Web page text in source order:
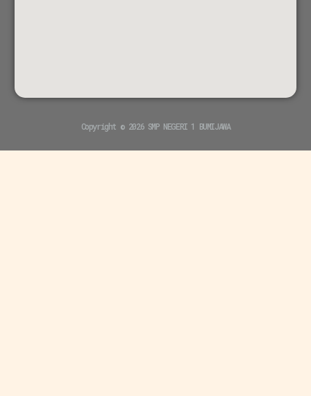
Copyright © 2026 SMP NEGERI 1 BUMIJAWA